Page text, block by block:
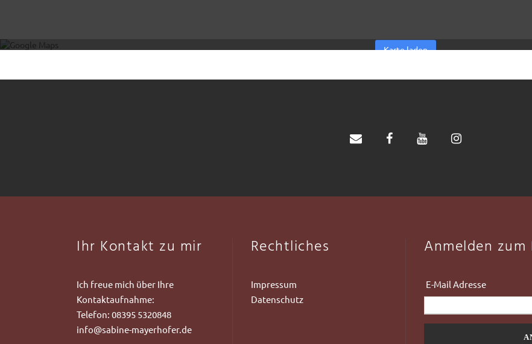
Karte laden
Ihr Kontakt zu mir
Ich freue mich über Ihre
Kontaktaufnahme:
Telefon: 08395 5320848
info@sabine-mayerhofer.de
Rechtliches
Impressum
Datenschutz
Anmelden